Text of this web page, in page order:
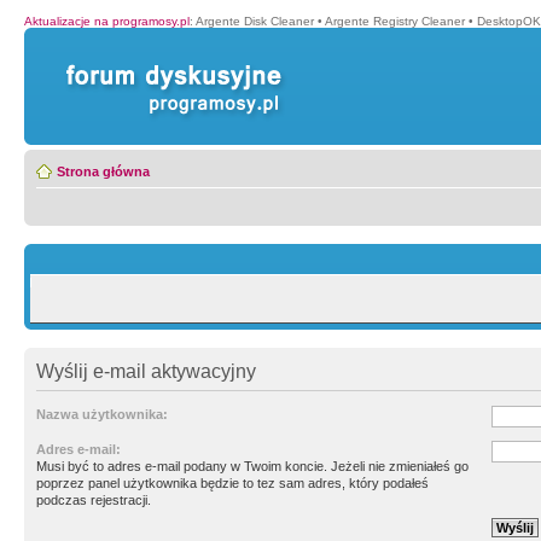
Aktualizacje na programosy.pl: Argente Disk Cleaner • Argente Registry Cleaner • DesktopOK
Strona główna
Wyślij e-mail aktywacyjny
Nazwa użytkownika:
Adres e-mail:
Musi być to adres e-mail podany w Twoim koncie. Jeżeli nie zmieniałeś go
poprzez panel użytkownika będzie to tez sam adres, który podałeś
podczas rejestracji.